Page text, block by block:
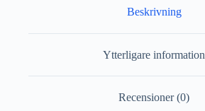
Beskrivning
Ytterligare information
Recensioner (0)